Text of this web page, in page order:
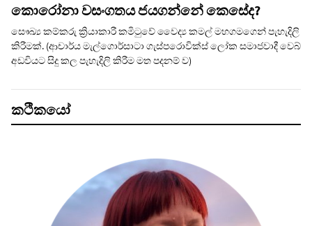
කොරෝනා වසංගතය ජයගන්නේ කෙසේද?
සෞඛ්‍ය කම්කරු ක්‍රියාකාරී කමිටුවේ වෛද්‍ය කමල් මහගමගෙන් පැහැදිලි
කිරීමක්. (ආචාර්ය මැල්ගොර්සාටා ගැස්පරොවික්ස් ලෝක සමාජවාදී වෙබ්
අඩවියට සිදු කල පැහැදිලි කිරීම මත පදනම් ව)
කථිකයෝ